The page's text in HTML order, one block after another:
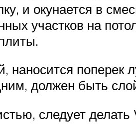
и окунается в
участков на
наносится поперек
должен быть
следует